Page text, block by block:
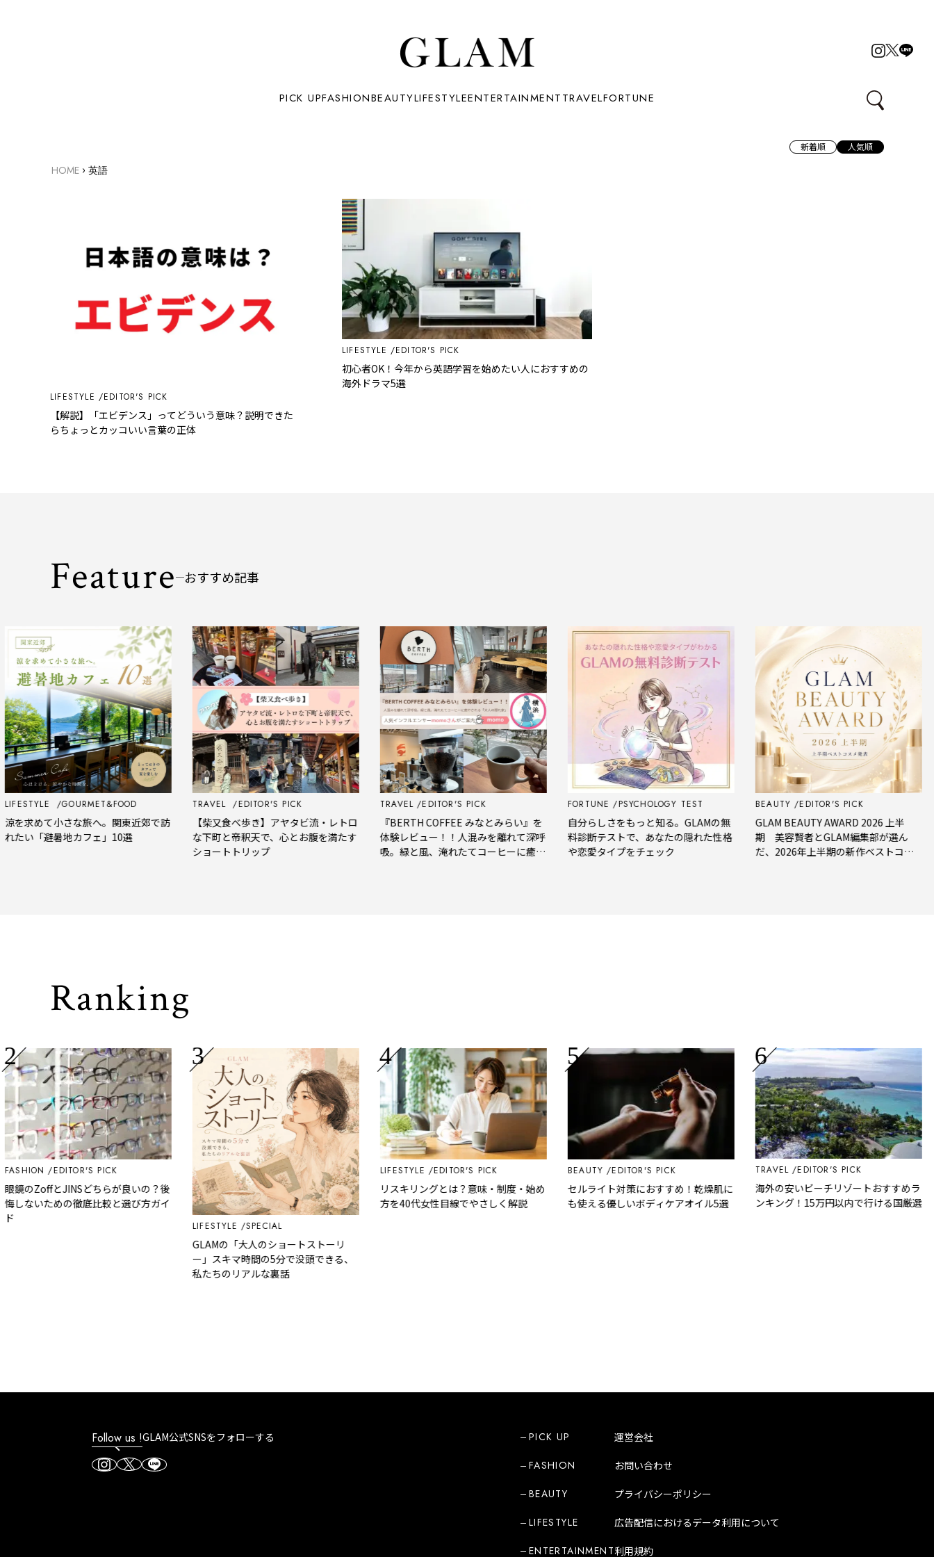
PICK UPFASHIONBEAUTYLIFESTYLEENTERTAINMENTTRAVELFORTUNE
新着順 人気順
HOME › 英語
LIFESTYLE EDITOR'S PICK
【解説】「エビデンス」ってどういう意味？説明できた
らちょっとカッコいい言葉の正体
LIFESTYLE EDITOR'S PICK
初心者OK！今年から英語学習を始めたい人におすすめの
海外ドラマ5選
Feature おすすめ記事
GOURMET&FOOD
求めて小さな旅へ。関東近郊で訪
い「避暑地カフェ」10選
TRAVEL EDITOR'S PICK
【柴又食べ歩き】アヤタビ流・レトロ
な下町と帝釈天で、心とお腹を満たす
ショートトリップ
TRAVEL EDITOR'S PICK
『BERTH COFFEE みなとみらい』を
体験レビュー！！人混みを離れて深呼
吸。緑と風、淹れたてコーヒーに癒や
FORTUNE PSYCHOLOGY TEST
自分らしさをもっと知る。GLAMの無
料診断テストで、あなたの隠れた性格
や恋愛タイプをチェック
BEAUTY EDITOR'S PICK
GLAM BEAUTY AWARD 2026 上半
期 美容賢者とGLAM編集部が選ん
だ、2026年上半期の新作ベストコス
Ranking
EDITOR'S PICK
のZoffとJINSどちらが良いの？後
ないための徹底比較と選び方ガイ
LIFESTYLE SPECIAL
GLAMの「大人のショートストーリ
ー」スキマ時間の5分で没頭できる、
私たちのリアルな裏話
LIFESTYLE EDITOR'S PICK
リスキリングとは？意味・制度・始め
方を40代女性目線でやさしく解説
BEAUTY EDITOR'S PICK
セルライト対策におすすめ！乾燥肌に
も使える優しいボディケアオイル5選
TRAVEL EDITOR'S PICK
海外の安いビーチリゾートおすすめラ
ンキング！15万円以内で行ける国厳選
Follow us !GLAM公式SNSをフォローする PICK UP
FASHION
BEAUTY
LIFESTYLE
ENTERTAINMENT
運営会社
お問い合わせ
プライバシーポリシー
広告配信におけるデータ利用について
利用規約